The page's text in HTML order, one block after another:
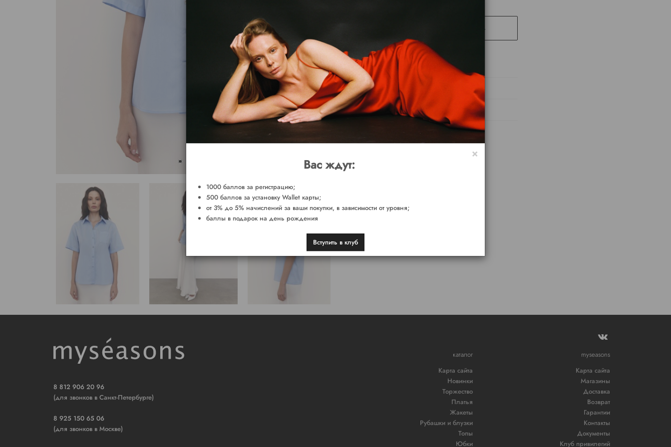
ВЫБЕРИТЕ РАЗМЕР ТОВАРА
Доставка от 2-х рабочих дней
ОБМЕРЫ
СОСТАВ
УХОД ЗА ТОВАРОМ
Арт. SHRLB0180
8 812 906 20 96
(для звонков в Санкт-Петербурге)
8 925 150 65 06
(для звонков в Москве)
каталог
Карта сайта
Новинки
Торжество
Платья
Жакеты
Рубашки и блузки
Топы
Юбки
myseasons
Карта сайта
Магазины
Доставка
Возврат
Гарантии
Контакты
Документы
Клуб привилегий
×
Вас ждут:
1000 баллов за регистрацию;
500 баллов за установку Wallet карты;
от 3% до 5% начислений за ваши покупки, в зависимости от уровня;
баллы в подарок на день рождения
Вступить в клуб